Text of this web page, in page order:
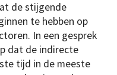
de stijgende
te hebben op
In een gesprek
dat de indirecte
tijd in de meeste